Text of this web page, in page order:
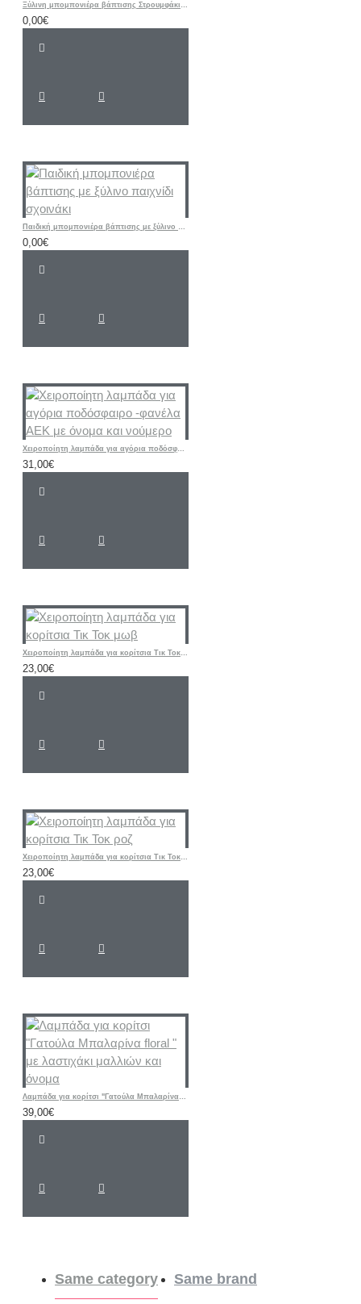
Ξύλινη μπομπονιέρα βάπτισης Στρουμφάκι σιελ - κίτρινο
0,00€
Παιδική μπομπονιέρα βάπτισης με ξύλινο παιχνίδι σχοινάκι
0,00€
Χειροποίητη λαμπάδα για αγόρια ποδόσφαιρο -φανέλα ΑΕΚ με όνομα και νούμερο
31,00€
Χειροποίητη λαμπάδα για κορίτσια Τικ Τοκ μωβ
23,00€
Χειροποίητη λαμπάδα για κορίτσια Τικ Τοκ ροζ
23,00€
Λαμπάδα για κορίτσι "Γατούλα Μπαλαρίνα floral " με λαστιχάκι μαλλιών και όνομα
39,00€
Same category Same brand